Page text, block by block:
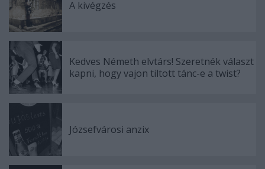
A kivégzés
Kedves Németh elvtárs! Szeretnék választ
kapni, hogy vajon tiltott tánc-e a twist?
Józsefvárosi anzix